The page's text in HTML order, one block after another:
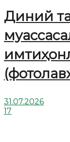
Диний
31.07.2026
17